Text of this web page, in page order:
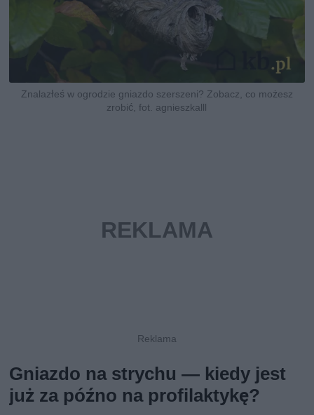
Znalazłeś w ogrodzie gniazdo szerszeni? Zobacz, co możesz
zrobić, fot. agnieszkalll
Gniazdo na strychu — kiedy jest
już za późno na profilaktykę?